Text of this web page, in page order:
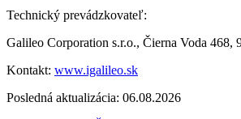
Technický prevádzkovateľ:
Galileo Corporation s.r.o., Čierna Voda 468,
Kontakt: www.igalileo.sk
Posledná aktualizácia: 06.08.2026